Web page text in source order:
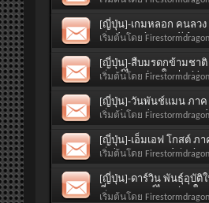
[ญี่ปุ่น]-เกมหลอก คนลวง
2026 / Spring 2026)
เริ่มต้นโดย Firestormdragon
[ญี่ปุ่น]-สืบมรดกข้ามชาติ ห
พากย์ไทย (มาใหม่ Friday
เริ่มต้นโดย Firestormdragon
[ญี่ปุ่น]-วันพันช์แมน ภาค 3
Tuesday 3rd January
เริ่มต้นโดย Firestormdragon
[ญี่ปุ่น]-เอ็มเอฟ โกสต์ ภา
2nd January 2026 /
เริ่มต้นโดย Firestormdragon
[ญี่ปุ่น]-ดาร์วิน พันธุ์อุบัติให
ที่ 1-13 พากย์ไทย (มาใหม่
เริ่มต้นโดย Firestormdragon